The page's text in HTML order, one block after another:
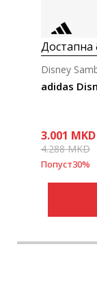
Достапна
adidas
Disney
3.001 MKD
4.288MKD
Попуст30%